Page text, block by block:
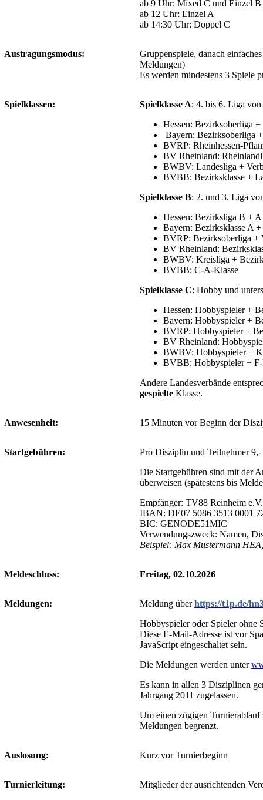
ab 9 Uhr: Mixed C und Einzel B
ab 12 Uhr: Einzel A
ab 14:30 Uhr: Doppel C
Austragungsmodus:
Gruppenspiele, danach
Meldungen)
Es werden mindestens 3 Spiele
Spielklassen: Spielklasse A: 4. bis 6. Liga von
Hessen: Bezirksoberliga
Bayern: Bezirksoberliga
BVRP: Rheinhessen-
BV Rheinland:
BWBV: Landesliga +
BVBB: Bezirksklasse +
Spielklasse B: 2. und 3. Liga
Hessen: Bezirksliga B + A
Bayern: Bezirksklasse A
BVRP: Bezirksoberliga +
BV Rheinland:
BWBV: Kreisliga +
BVBB: C-A-Klasse
Spielklasse C: Hobby und
Hessen: Hobbyspieler +
Bayern: Hobbyspieler +
BVRP: Hobbyspieler +
BV Rheinland:
BWBV: Hobbyspieler +
BVBB: Hobbyspieler +
Andere Landesverbände
gespielteKlasse.
Anwesenheit: 15 Minuten vor Beginn der
Startgebühren:
Pro Disziplin und Teilnehmer
Die Startgebühren sind mit der
überweisen (spätestens bis
Empfänger: TV88 Reinheim
IBAN: DE07 5086 3513 0001
BIC: GENODE51MIC
Verwendungszweck: Namen,
Beispiel: Max Mustermann
Meldeschluss: Freitag, 02.10.2026
Meldungen: Meldung überhttps://t1p.de/
Hobbyspieler oder Spieler ohne
Diese E-Mail-Adresse ist vor
JavaScript eingeschaltet sein.
Die Meldungen werden unter
Es kann in allen 3 Disziplinen
Jahrgang 2011 zugelassen.
Um einen zügigen
Meldungen begrenzt.
Auslosung: Kurz vor Turnierbeginn
Turnierleitung: Mitglieder der ausrichtenden